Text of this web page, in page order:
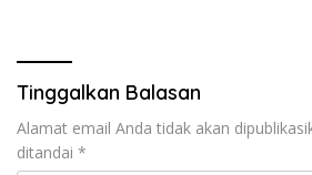
Tinggalkan Balasan
Alamat email Anda tidak akan
ditandai *